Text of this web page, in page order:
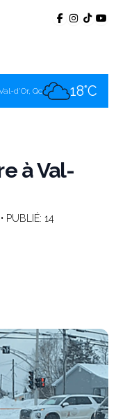
d'Or, Qc 18°C
à Val-
• PUBLIÉ: 14